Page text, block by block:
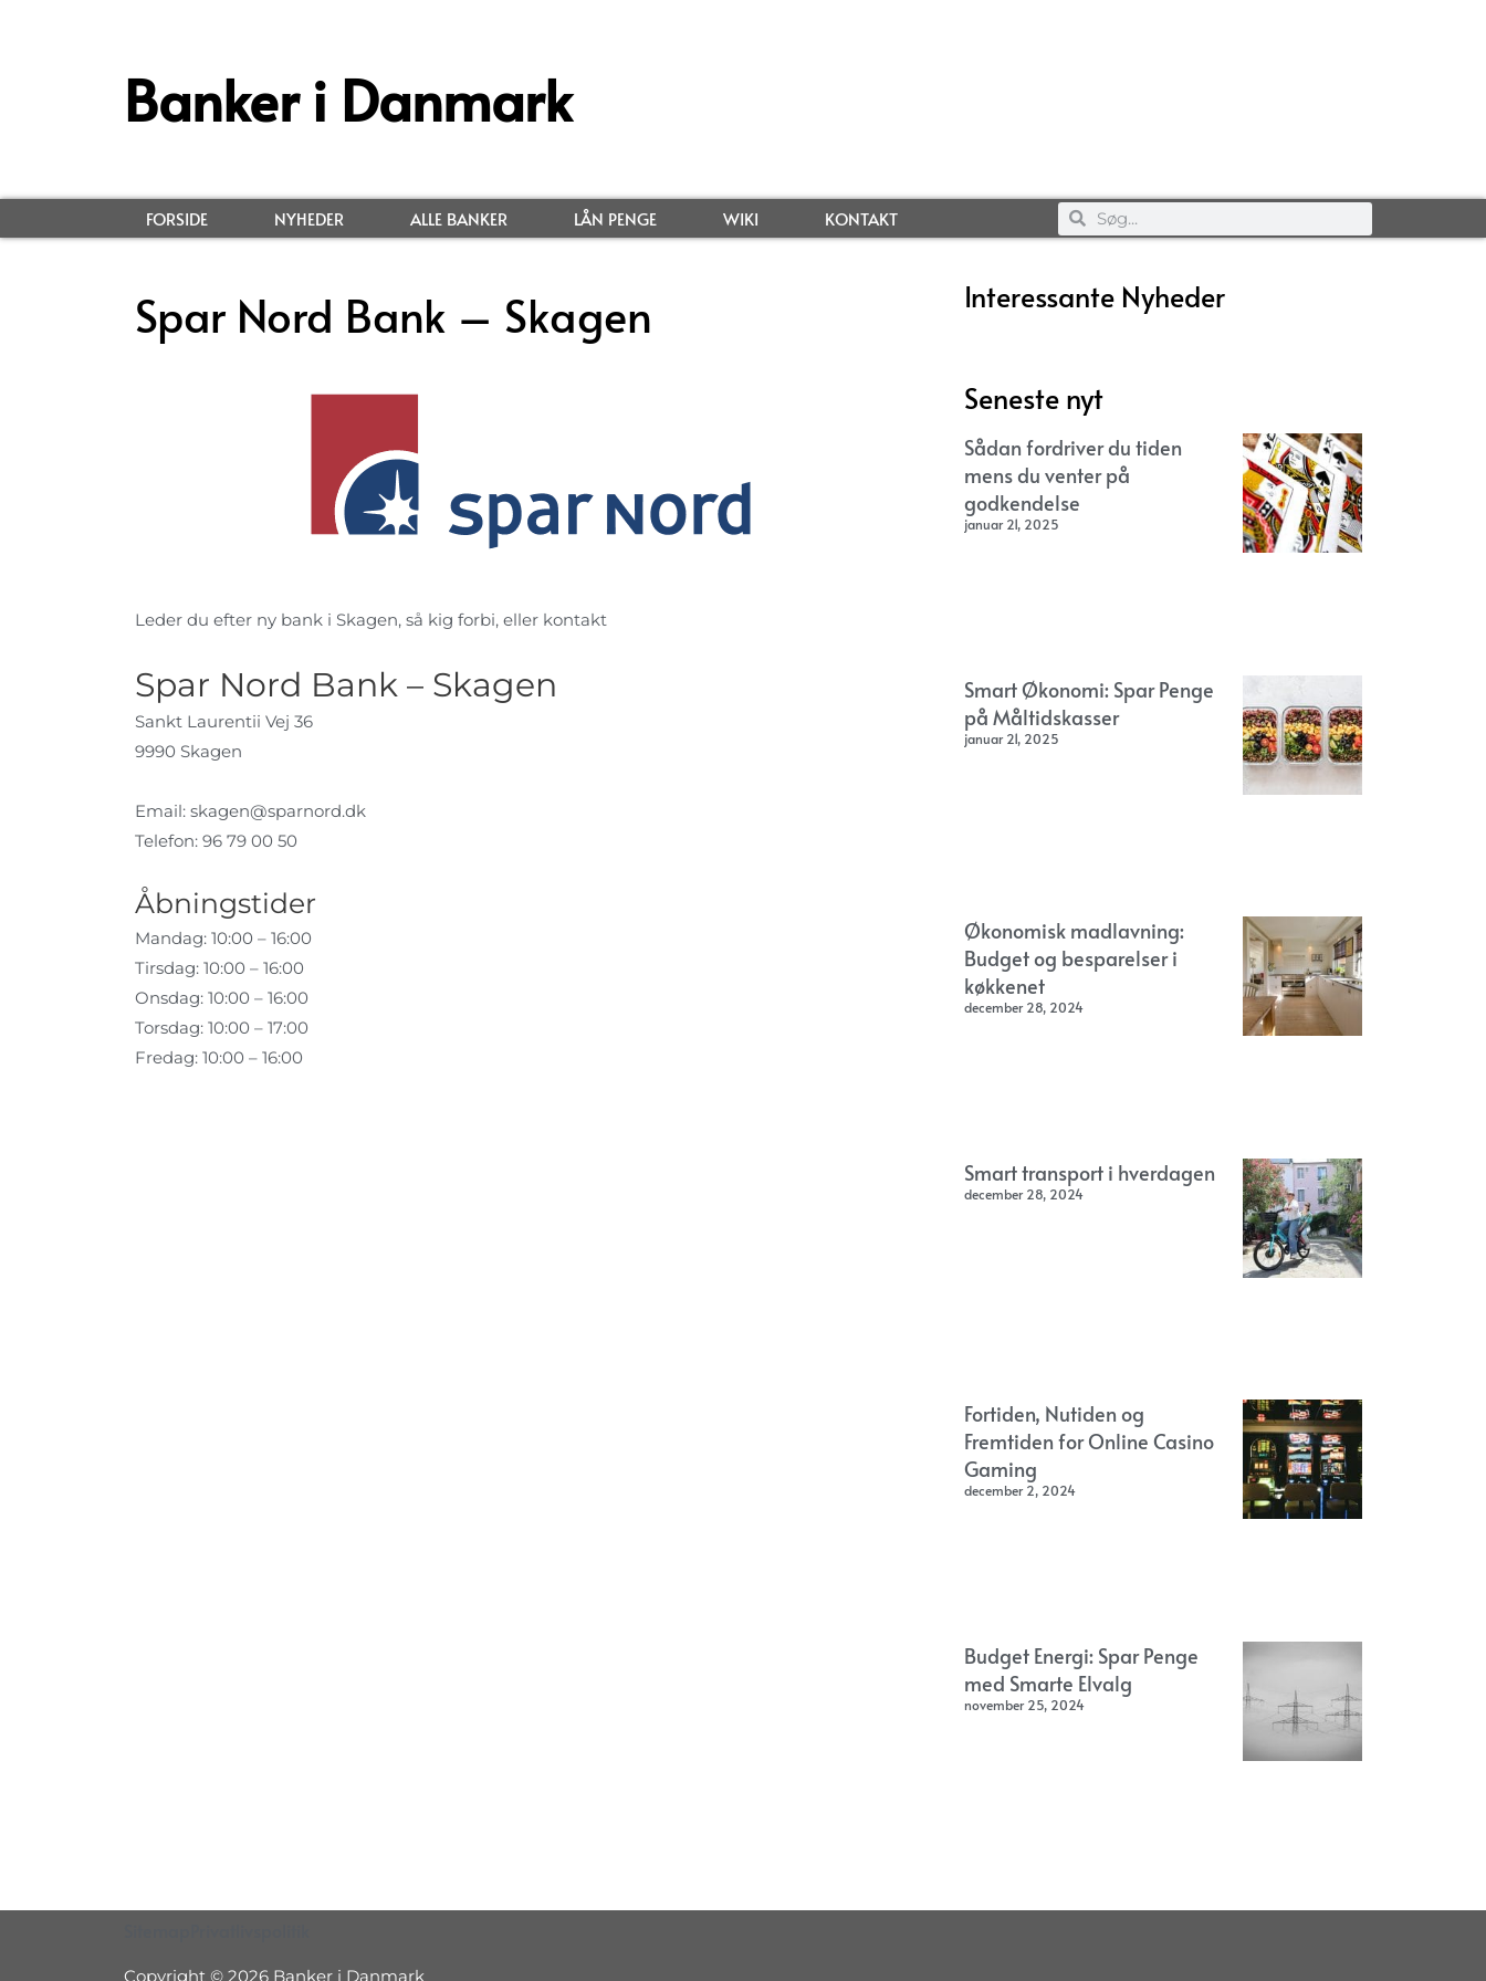
Banker i Danmark
FORSIDE NYHEDER ALLE BANKER LÅN PENGE WIKI KONTAKT
Spar Nord Bank – Skagen
Leder du efter ny bank i Skagen, så kig forbi, eller kontakt
Spar Nord Bank – Skagen
Sankt Laurentii Vej 36
9990 Skagen
Email: skagen@sparnord.dk
Telefon: 96 79 00 50
Åbningstider
Mandag: 10:00 – 16:00
Tirsdag: 10:00 – 16:00
Onsdag: 10:00 – 16:00
Torsdag: 10:00 – 17:00
Fredag: 10:00 – 16:00
Interessante Nyheder
Seneste nyt
Sådan fordriver du tiden
mens du venter på
godkendelse
januar 21, 2025
Smart Økonomi: Spar Penge
på Måltidskasser
januar 21, 2025
Økonomisk madlavning:
Budget og besparelser i
køkkenet
december 28, 2024
Smart transport i hverdagen
december 28, 2024
Fortiden, Nutiden og
Fremtiden for Online Casino
Gaming
december 2, 2024
Budget Energi: Spar Penge
med Smarte Elvalg
november 25, 2024
Copyright © 2026 Banker i Danmark